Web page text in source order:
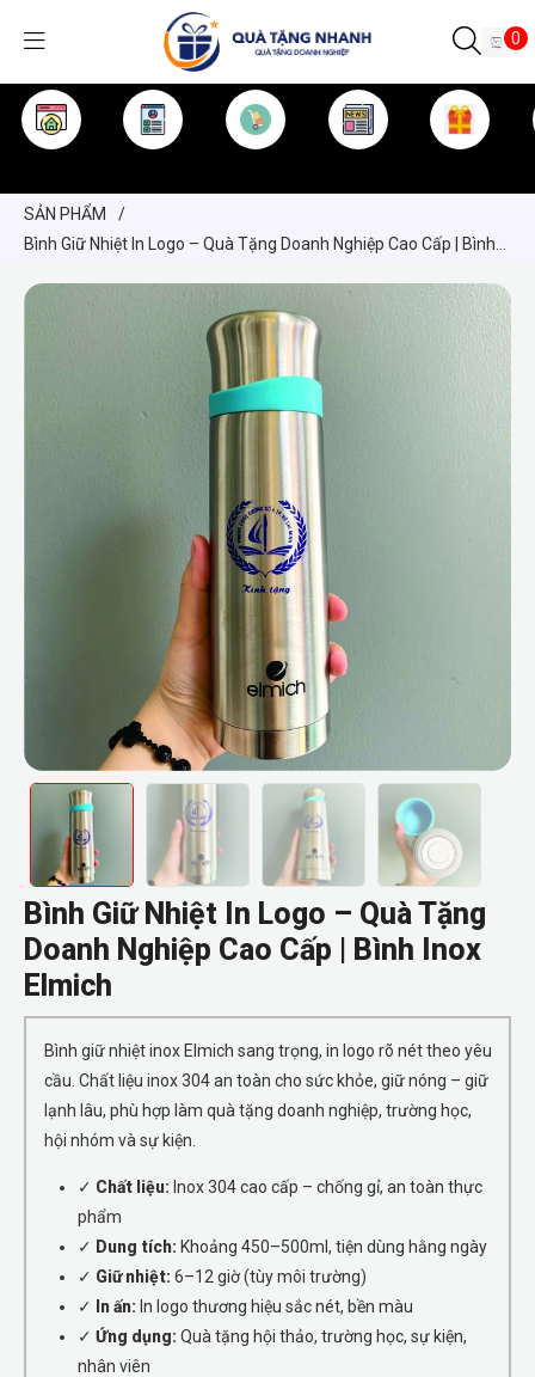
0
SẢN PHẨM
/
Bình Giữ Nhiệt In Logo – Quà Tặng Doanh Nghiệp Cao Cấp | Bình
Bình Giữ Nhiệt In Logo – Quà Tặng
Doanh Nghiệp Cao Cấp | Bình Inox
Elmich
Bình giữ nhiệt inox Elmich sang trọng, in logo rõ nét theo yêu
cầu. Chất liệu inox 304 an toàn cho sức khỏe, giữ nóng – giữ
lạnh lâu, phù hợp làm quà tặng doanh nghiệp, trường học,
hội nhóm và sự kiện.
✓ Chất liệu: Inox 304 cao cấp – chống gỉ, an toàn thực
phẩm
✓ Dung tích: Khoảng 450–500ml, tiện dùng hằng ngày
✓ Giữ nhiệt: 6–12 giờ (tùy môi trường)
✓ In ấn: In logo thương hiệu sắc nét, bền màu
✓ Ứng dụng: Quà tặng hội thảo, trường học, sự kiện,
nhân viên